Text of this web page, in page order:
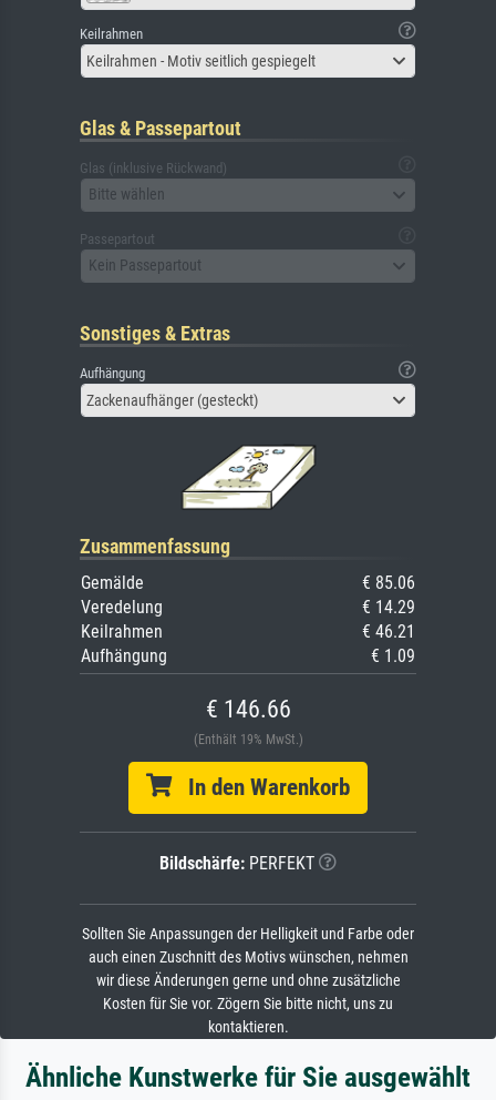
Keilrahmen
Keilrahmen - Motiv seitlich gespiegelt
Glas & Passepartout
Glas (inklusive Rückwand)
Bitte wählen
Passepartout
Kein Passepartout
Sonstiges & Extras
Aufhängung
Zackenaufhänger (gesteckt)
Zusammenfassung
Gemälde
€ 85.06
Veredelung
€ 14.29
Keilrahmen
€ 46.21
Aufhängung
€ 1.09
€ 146.66
(Enthält 19% MwSt.)
In den Warenkorb
Bildschärfe: PERFEKT
Sollten Sie Anpassungen der Helligkeit und Farbe oder
auch einen Zuschnitt des Motivs wünschen, nehmen
wir diese Änderungen gerne und ohne zusätzliche
Kosten für Sie vor. Zögern Sie bitte nicht, uns zu
kontaktieren.
Ähnliche Kunstwerke für Sie ausgewählt